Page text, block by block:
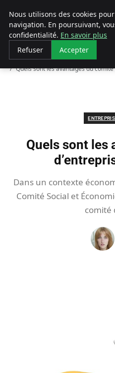
LECFCM
Accueil
Entreprise &
Quels sont les avantages du comité
Quels sont les
Dans un contexte
Comité Social et
comité
Nous utilisons des cookies
navigation. En poursuivant,
confidentialité. En savoir plus
Refuser
Accepter